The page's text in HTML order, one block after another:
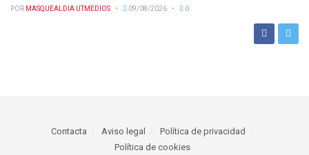
POR MASQUEALDIA UTMEDIOS 09/08/2026 0
Contacta Aviso legal
Política de privacidad
Política de cookies